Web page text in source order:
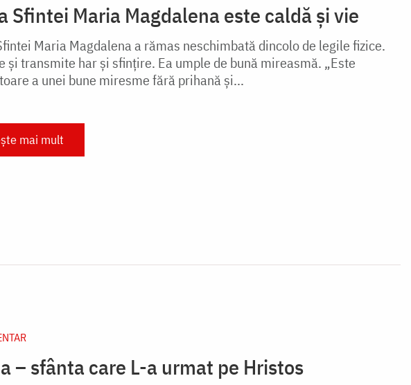
Sfintei Maria Magdalena este caldă și vie
Maria Magdalena a rămas neschimbată dincolo de legile fizice.
și transmite har și sfințire. Ea umple de bună mireasmă. „Este
a unei bune miresme fără prihană și...
mai mult
– sfânta care L-a urmat pe Hristos